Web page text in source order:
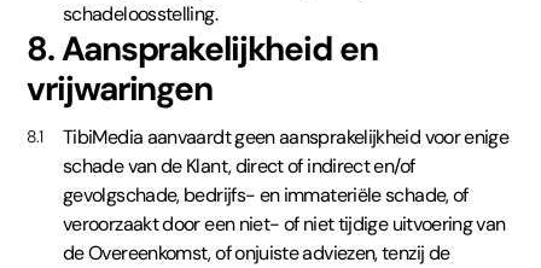
schadeloosstelling.
8. Aansprakelijkheid en
vrijwaringen
8.1
TibiMedia aanvaardt geen aansprakelijkheid voor enige
schade van de Klant, direct of indirect en/of
gevolgschade, bedrijfs- en immateriële schade, of
veroorzaakt door een niet- of niet tijdige uitvoering van
de Overeenkomst, of onjuiste adviezen, tenzij de